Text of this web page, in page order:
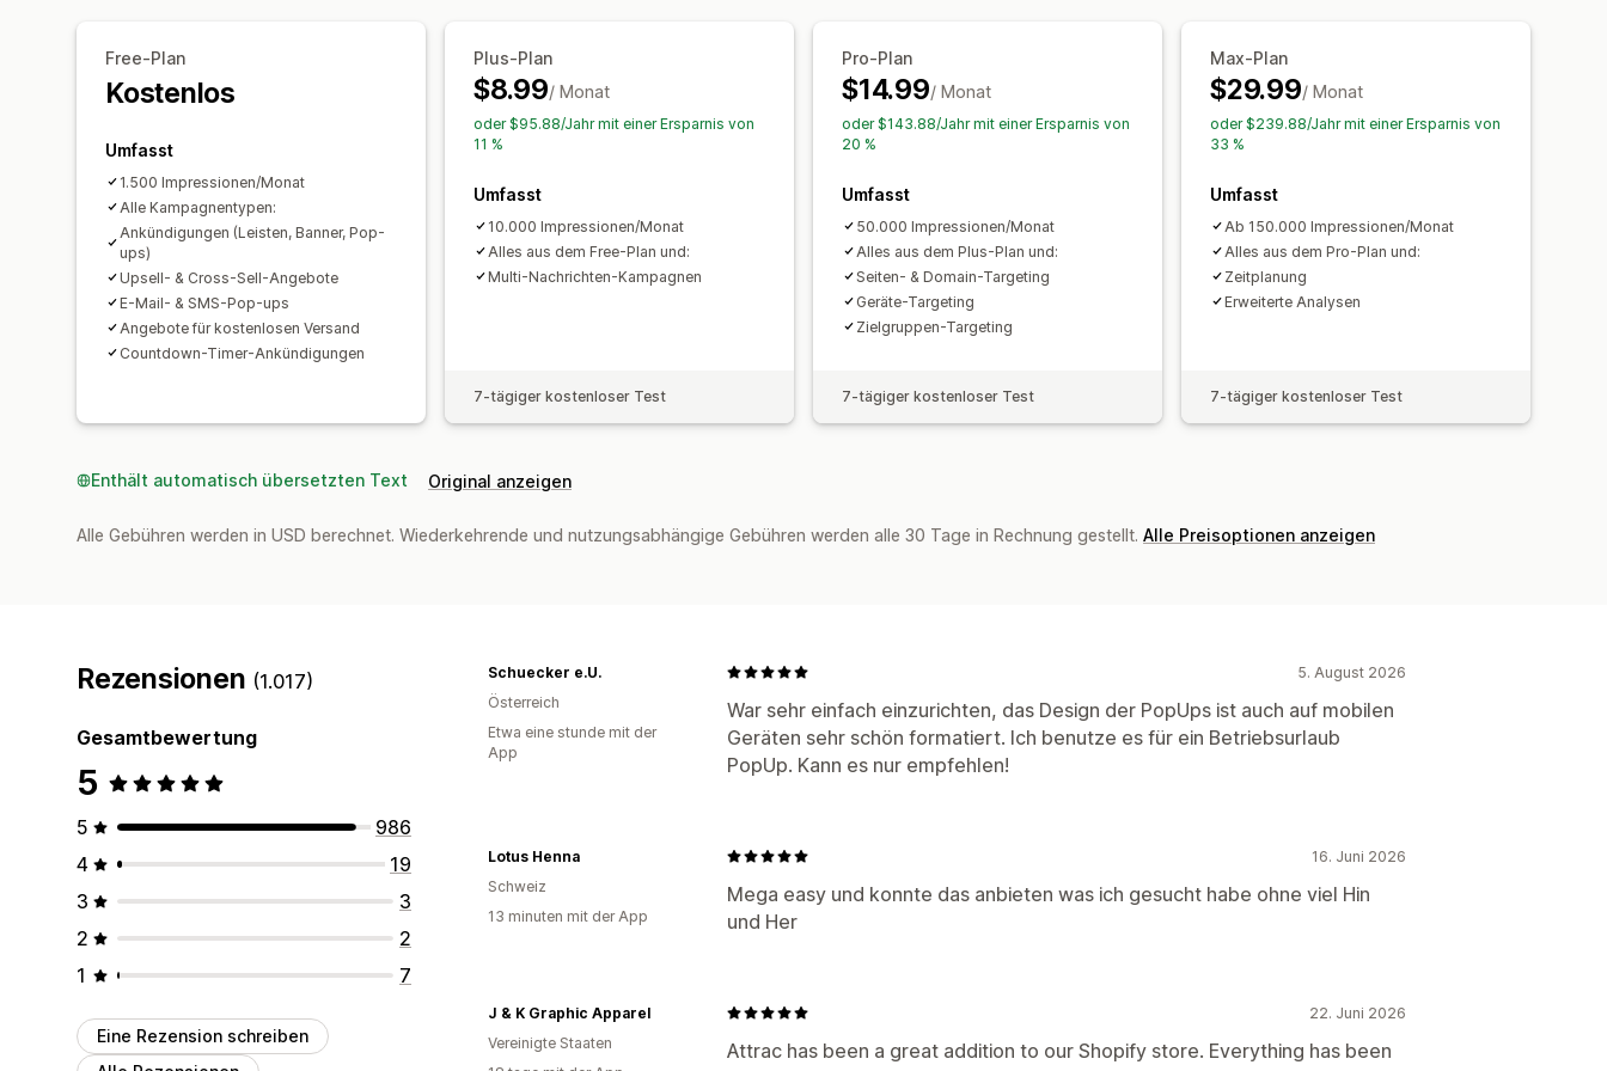
Kampagnen-Targeting
Analysen und Berichte
Verhaltensverfolgung Leistungsverfolgung
Analysen in Echtzeit
Traffic-Berichte
Übersetzung
E-Mail-Erfassungsliste
Trigger und Regeln Geolokalisierung
Berichterstattung Analysen
Free-Plan
Kostenlos
Umfasst
1.500 Impressionen/Monat
Alle Kampagnentypen:
Ankündigungen (Leisten, Banner, Pop-
ups)
Upsell- & Cross-Sell-Angebote
E-Mail- & SMS-Pop-ups
Angebote für kostenlosen Versand
Countdown-Timer-Ankündigungen
Plus-Plan
$8.99/ Monat
oder $95.88/Jahr mit einer Ersparnis von
11 %
Umfasst
10.000 Impressionen/Monat
Alles aus dem Free-Plan und:
Multi-Nachrichten-Kampagnen
7-tägiger kostenloser Test
Pro-Plan
$14.99/ Monat
oder $143.88/Jahr mit einer Ersparnis von
20 %
Umfasst
50.000 Impressionen/Monat
Alles aus dem Plus-Plan und:
Seiten- & Domain-Targeting
Geräte-Targeting
Zielgruppen-Targeting
7-tägiger kostenloser Test
Max-Plan
$29.99/ Monat
oder $239.88/Jahr mit einer Ersparnis von
33 %
Umfasst
Ab 150.000 Impressionen/Monat
Alles aus dem Pro-Plan und:
Zeitplanung
Erweiterte Analysen
7-tägiger kostenloser Test
Enthält automatisch übersetzten Text Original anzeigen
Alle Gebühren werden in USD berechnet. Wiederkehrende und nutzungsabhängige Gebühren werden alle 30 Tage in Rechnung gestellt. Alle Preisoptionen anzeigen
Rezensionen (1.017)
Gesamtbewertung
5
5
986
4
19
3
3
2
2
1
7
Eine Rezension schreiben
5. August 2026
War sehr einfach einzurichten, das Design der PopUps ist auch auf mobilen
Geräten sehr schön formatiert. Ich benutze es für ein Betriebsurlaub
PopUp. Kann es nur empfehlen!
Schuecker e.U.
Österreich
Etwa eine stunde mit der
App
16. Juni 2026
Mega easy und konnte das anbieten was ich gesucht habe ohne viel Hin
und Her
Lotus Henna
Schweiz
13 minuten mit der App
22. Juni 2026
Attrac has been a great addition to our Shopify store. Everything has been
J & K Graphic Apparel
Vereinigte Staaten